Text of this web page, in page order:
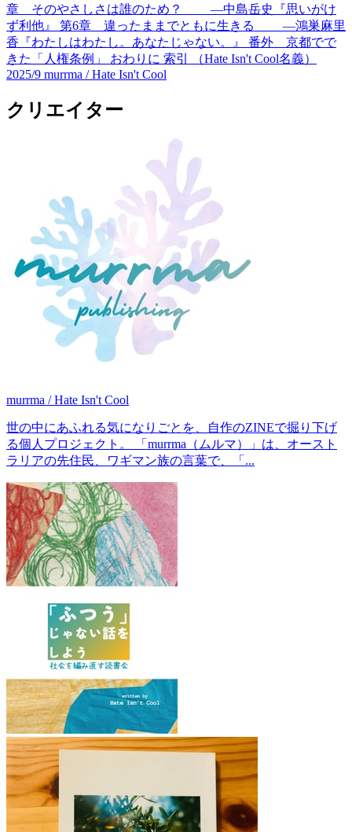
章 そのやさしさは誰のため？ ―中島岳史『思いがけ
ず利他』 第6章 違ったままでともに生きる ―鴻巣麻里
香『わたしはわたし。あなたじゃない。』 番外 京都でで
きた「人権条例」 おわりに 索引 （Hate Isn't Cool名義）
2025/9 murrma / Hate Isn't Cool
クリエイター
murrma / Hate Isn't Cool
世の中にあふれる気になりごとを、自作のZINEで掘り下げ
る個人プロジェクト。 「murrma（ムルマ）」は、オースト
ラリアの先住民、ワギマン族の言葉で、「...